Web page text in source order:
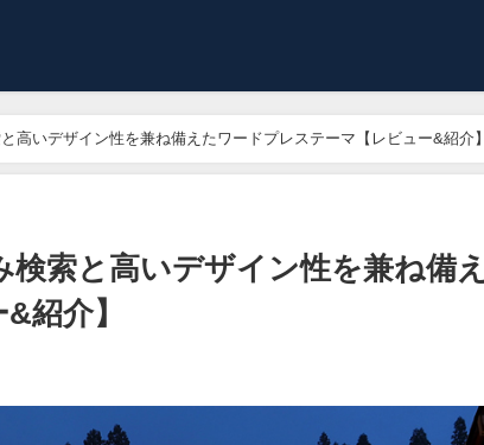
高いデザイン性を兼ね備えたワードプレステーマ【レビュー&紹介】
検索と高いデザイン性を兼ね備え
紹介】